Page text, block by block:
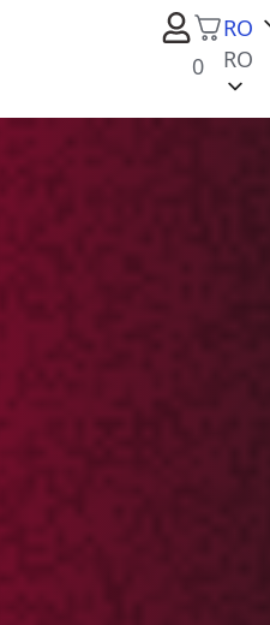
0
RO
RO